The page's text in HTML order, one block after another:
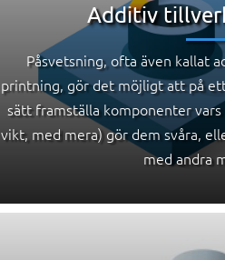
Additiv
Påsvetsning, ofta även kallat
printning, gör det möjligt att på
sätt framställa komponenter
vikt, med mera) gör dem svåra,
med andra